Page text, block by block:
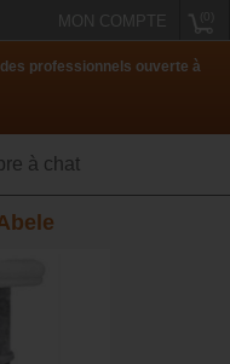
MON COMPTE
des professionnels ouverte à
à chat